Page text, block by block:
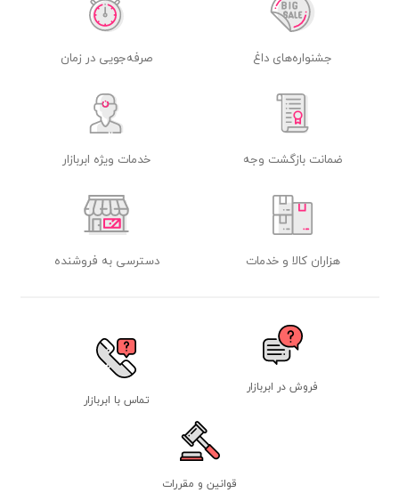
جشنواره‌های داغ صرفه‌جویی در زمان
ضمانت بازگشت وجه خدمات ویژه ابربازار
هزاران کالا و خدمات دسترسی به فروشنده
فروش در ابربازار
تماس با ابربازار
قوانین و مقررات